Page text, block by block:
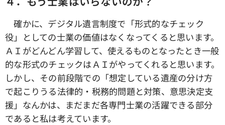
確かに、デジタル遺言制度で「形式的なチェック
役」としての士業の価値はなくなってくると思います。
ＡＩがどんどん学習して、使えるものとなったとき一般
的な形式のチェックはＡＩがやってくれると思います。
しかし、その前段階での「想定している遺産の分け方
で起こりうる法律的・税務的問題と対策、意思決定支
援」なんかは、まだまだ各専門士業の活躍できる部分
であると私は考えています。